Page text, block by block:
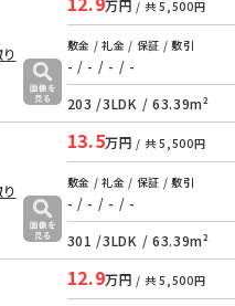
万円 / 共5,500円
敷金 / 礼金 / 保証 / 敷引
- / - / - / -
203 /3LDK / 63.39m²
13.5万円 / 共5,500円
敷金 / 礼金 / 保証 / 敷引
- / - / - / -
301 /3LDK / 63.39m²
12.9万円 / 共5,500円